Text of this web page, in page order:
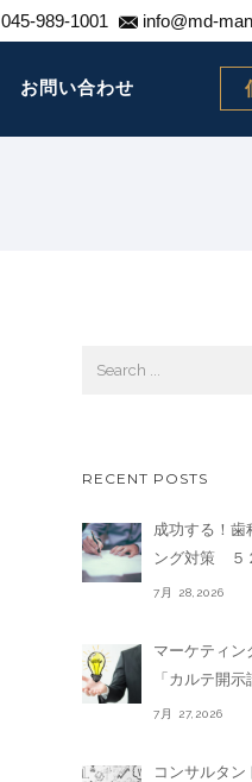
045-989-1001 info@md-
お問い合わせ
RECENT POSTS
成功する！歯
ング対策 ５
7月 28,2026
マーケティン
「カルテ開示
7月 27,2026
コンサルタ